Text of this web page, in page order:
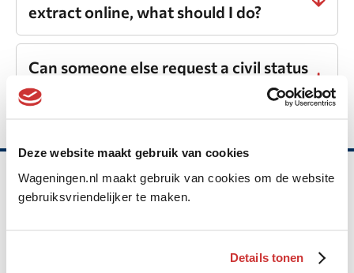
Deze website maakt gebruik van cookies
Wageningen.nl maakt gebruik van cookies om de website
gebruiksvriendelijker te maken.
Details tonen
extract online, what should I do?
Can someone else request a civil status
extract for me?
Belangrijke